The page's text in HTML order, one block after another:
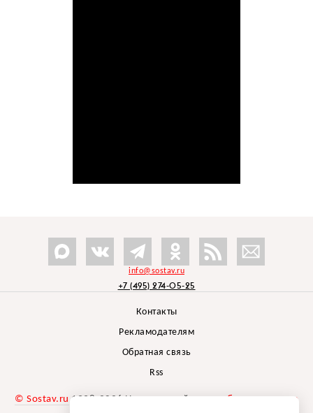
info@sostav.ru
+7 (495) 274-05-25
Контакты
Рекламодателям
Обратная связь
Rss
© Sostav.ru 1998-2026 Независимый проектбрендингового